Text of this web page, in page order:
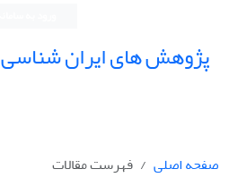
پژوهش های ایران شناسی
صفحه اصلی
فهرست مقالات